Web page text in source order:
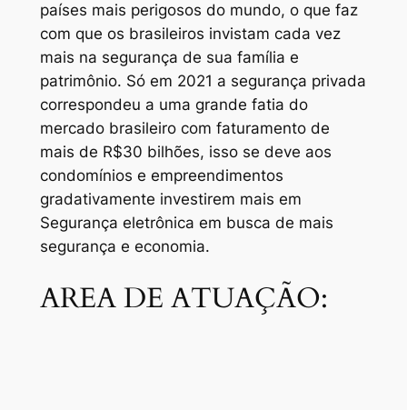
países mais perigosos do mundo, o que faz
com que os brasileiros invistam cada vez
mais na segurança de sua família e
patrimônio. Só em 2021 a segurança privada
correspondeu a uma grande fatia do
mercado brasileiro com faturamento de
mais de R$30 bilhões, isso se deve aos
condomínios e empreendimentos
gradativamente investirem mais em
Segurança eletrônica em busca de mais
segurança e economia.
AREA DE ATUAÇÃO: